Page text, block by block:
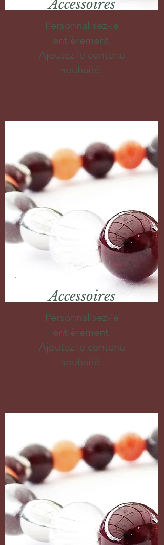
Accessoires
Personnalisez-le
entièrement.
Ajoutez le contenu
souhaité.
Accessoires
Personnalisez-le
entièrement.
Ajoutez le contenu
souhaité.